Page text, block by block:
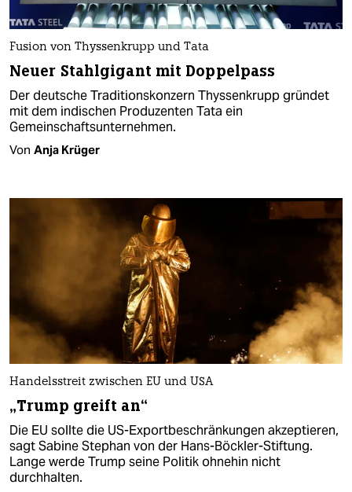
Fusion von Thyssenkrupp und Tata
Neuer Stahlgigant mit Doppelpass
Der deutsche Traditionskonzern Thyssenkrupp gründet
mit dem indischen Produzenten Tata ein
Gemeinschaftsunternehmen.
Von Anja Krüger
Handelsstreit zwischen EU und USA
„Trump greift an“
Die EU sollte die US-Exportbeschränkungen akzeptieren,
sagt Sabine Stephan von der Hans-Böckler-Stiftung.
Lange werde Trump seine Politik ohnehin nicht
durchhalten.